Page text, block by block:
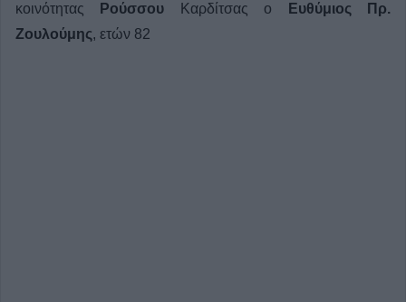
κοινότητας
Ρούσσου Καρδίτσας ο
Ευθύμιος Πρ.
Ζουλούμης, ετών 82